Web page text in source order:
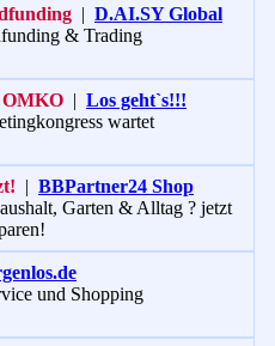
| D.AI.SY Global
& Trading
OMKO | Los geht`s!!!
wartet
| BBPartner24 Shop
Garten & Alltag ? jetzt
und Shopping